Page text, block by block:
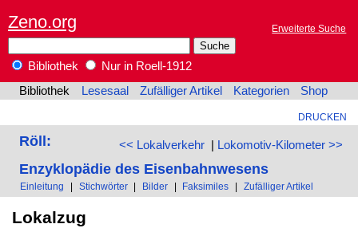
Zeno.org Erweiterte Suche
Bibliothek
Nur in Roell-1912
Bibliothek
Lesesaal Zufälliger Artikel Kategorien Shop
DRUCKEN
<< Lokalverkehr| Lokomotiv-Kilometer >>
Röll:
Enzyklopädie des Eisenbahnwesens
Einleitung | Stichwörter | Bilder | Faksimiles | Zufälliger Artikel
Lokalzug